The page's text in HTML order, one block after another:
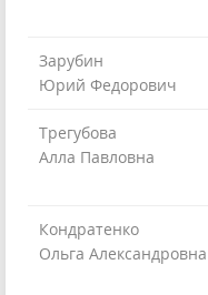
Зарубин
Юрий Федорович
Трегубова
Алла Павловна
Кондратенко
Ольга Александровна